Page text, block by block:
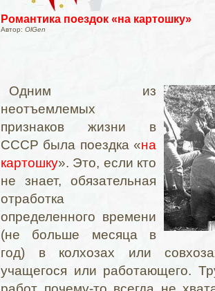
Романтика поездок «на картошку»
Автор: OlGen
Одним из
неотъемлемых
признаков жизни в
СССР была поездка «на
картошку». Это, если кто
не знает, обязательная
отработка
определенного времени
(не больше месяца в
год) в колхозах или
учащегося или работающего.